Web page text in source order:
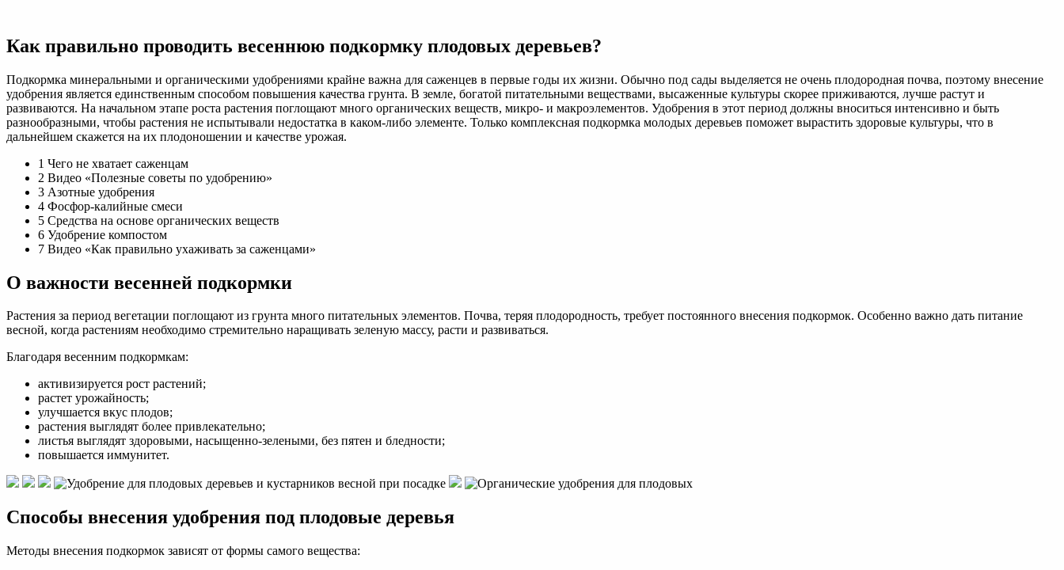
для
растений:
от
саженца
до
плодового
Как правильно проводить весеннюю подкормку плодовых деревьев?
Подкормка минеральными и органическими удобрениями крайне важна для саженцев в первые годы их жизни. Обычно под сады выделяется не очень плодородная почва, поэтому внесение
удобрения является единственным способом повышения качества грунта. В земле, богатой питательными веществами, высаженные культуры скорее приживаются, лучше растут и
развиваются. На начальном этапе роста растения поглощают много органических веществ, микро- и макроэлементов. Удобрения в этот период должны вноситься интенсивно и быть
разнообразными, чтобы растения не испытывали недостатка в каком-либо элементе. Только комплексная подкормка молодых деревьев поможет вырастить здоровые культуры, что в
дальнейшем скажется на их плодоношении и качестве урожая.
1 Чего не хватает саженцам
2 Видео «Полезные советы по удобрению»
3 Азотные удобрения
4 Фосфор-калийные смеси
5 Средства на основе органических веществ
6 Удобрение компостом
7 Видео «Как правильно ухаживать за саженцами»
О важности весенней подкормки
Растения за период вегетации поглощают из грунта много питательных элементов. Почва, теряя плодородность, требует постоянного внесения подкормок. Особенно важно дать питание
весной, когда растениям необходимо стремительно наращивать зеленую массу, расти и развиваться.
Благодаря весенним подкормкам:
активизируется рост растений;
растет урожайность;
улучшается вкус плодов;
растения выглядят более привлекательно;
листья выглядят здоровыми, насыщенно-зелеными, без пятен и бледности;
повышается иммунитет.
Способы внесения удобрения под плодовые деревья
Методы внесения подкормок зависят от формы самого вещества: